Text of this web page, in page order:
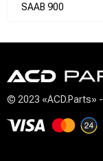
SAAB 900
© 2023 «ACD.Parts»